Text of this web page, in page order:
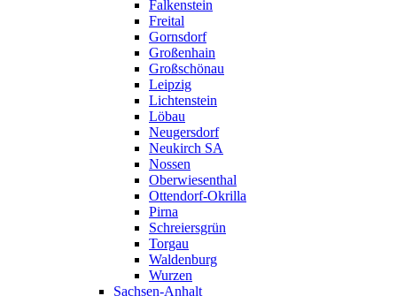
Falkenstein
Freital
Gornsdorf
Großenhain
Großschönau
Leipzig
Lichtenstein
Löbau
Neugersdorf
Neukirch SA
Nossen
Oberwiesenthal
Ottendorf-Okrilla
Pirna
Schreiersgrün
Torgau
Waldenburg
Wurzen
Sachsen-Anhalt